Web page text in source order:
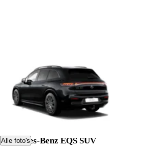
Alle foto's
Mercedes-Benz EQS SUV